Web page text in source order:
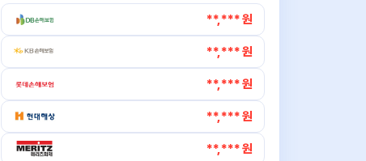
**,*** 원
**,*** 원
**,*** 원
**,*** 원
**,*** 원